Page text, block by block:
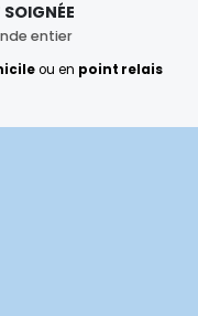
entier
ou en point relais